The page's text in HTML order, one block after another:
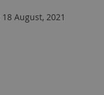
18 August, 2021